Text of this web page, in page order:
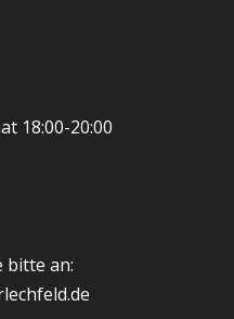
18:00-20:00
bitte an: